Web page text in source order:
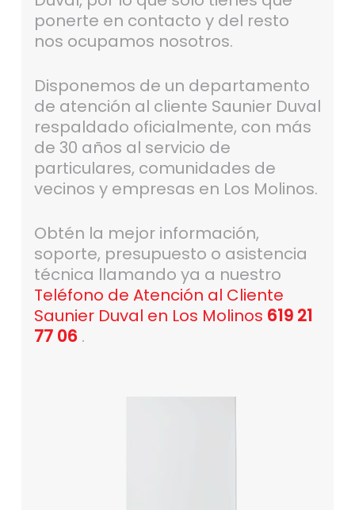
ponerte en contacto y del resto
nos ocupamos nosotros.
Disponemos de un departamento
de atención al cliente Saunier Duval
respaldado oficialmente, con más
de 30 años al servicio de
particulares, comunidades de
vecinos y empresas en Los Molinos.
Obtén la mejor información,
soporte, presupuesto o asistencia
técnica llamando ya a nuestro
Teléfono de Atención al Cliente
Saunier Duval en Los Molinos 619 21
77 06 .